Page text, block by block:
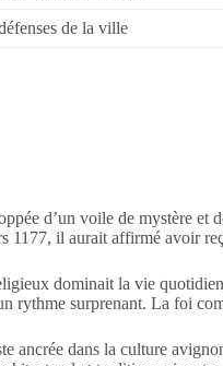
de la ville
d’un voile de mystère
il aurait affirmé avoir
dominait la vie
rythme surprenant. La foi
dans la culture